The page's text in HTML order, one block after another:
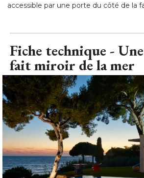
accessible par une porte du côté de la
Fiche technique -
fait miroir de la mer